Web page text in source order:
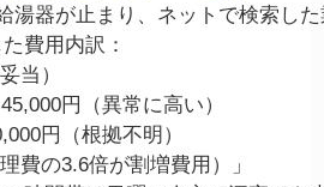
湯器が止まり、ネットで検索し
費用内訳：
当）
円（異常に高い）
円（根拠不明）
費の3.6倍が割増費用）」